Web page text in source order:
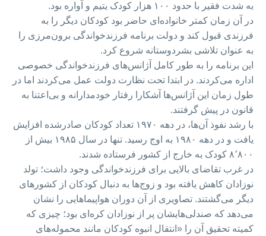
به شدت فقیر با حدود ۱۰۰ هزار کودک یتیم و آواره بود.
در آن زمان کمتر خانواده‌ای حاضر بود کودکان دیگر را به
فرزندی قبول کند و دولت برنامه فرزند‌خواندگی برون‌مرزی را
به عنوان تلاشی بشردوستانه شروع کرد.
این برنامه را به طور کامل آژانس‌های فرزند‌خواندگی خصوصی
اداره می‌کردند. در ابتدا تحت نظارت دولت عمل می‌کردند اما در
طول زمان این آژانس‌ها آشکارا رفتار خودمدارانه و بی‌اعتنا به
قانون در پیش گرفتند.
با رشد نفوذ آن‌ها، در دهه ۱۹۷۰ تعداد کودکان صادرشده افزایش
یافت و در دهه ۱۹۸۰ به اوج رسید. تنها در سال ۱۹۸۵ بیش از
۸٬۸۰۰ کودک به خارج از کشور فرستاده شدند.
در غرب تقاضای بالایی برای فرزندخواندگی وجود داشت؛ تولد
نوزادان کاهش یافته بود و زوج‌ها به دنبال کودکان از کشورهای
دیگر می‌گشتند. تصاویری از آن دوران هواپیماهایی را نشان
می‌دهد که صندلی‌هایشان پر از نوزادان کره‌ای بود؛ چیزی که
کمیته تحقیق آن را «انتقال انبوه کودکان مانند محموله‌های